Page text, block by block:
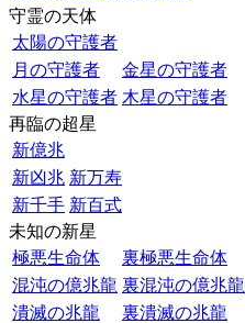
守霊の天体
太陽の守護者
月の守護者
金星の守護者
水星の守護者 木星の守護者
再臨の超星
新億兆
新凶兆 新万寿
新千手 新百式
未知の新星
極悪生命体
裏極悪生命体
混沌の億兆龍 裏混沌の億兆龍
潰滅の兆龍
裏潰滅の兆龍